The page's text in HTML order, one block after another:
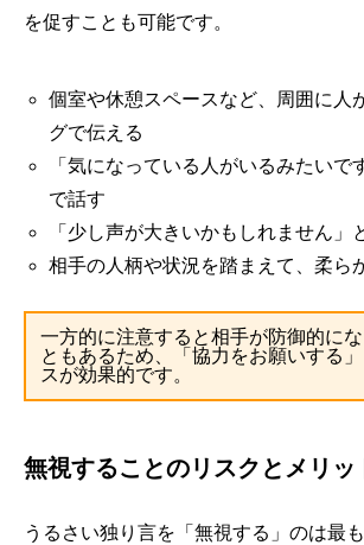
を促すことも可能です。
個室や休憩スペースなど、周囲に人
グで伝える
「気になっている人がいるみたいで
で話す
「少し声が大きいかもしれません」
相手の人柄や状況を踏まえて、柔ら
一方的に注意すると相手が防御的に
ともあるため、「協力をお願いする
スが効果的です。
無視することのリスクとメリッ
うるさい独り言を「無視する」のは最